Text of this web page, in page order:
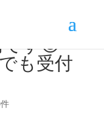
す😊
も受付